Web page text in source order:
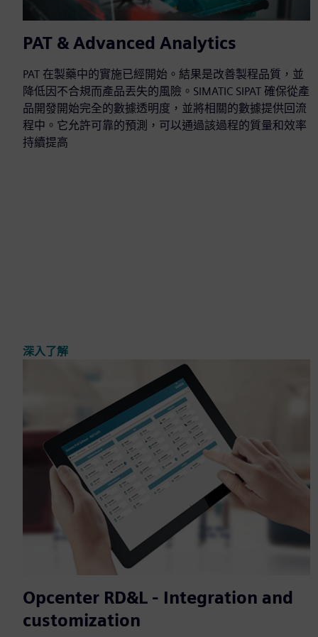
PAT & Advanced Analytics
PAT 在製藥中的實施已經開始。結果是改善製程品質，並
降低因不合規而產品丟失的風險。SIMATIC SIPAT 確保從產
品開發開始完全的數據透明度，並將相關的數據提供回流
程中。它允許可靠的預測，可以通過該過程的質量和效率
持續提高
深入了解
Opcenter RD&L - Integration and
customization